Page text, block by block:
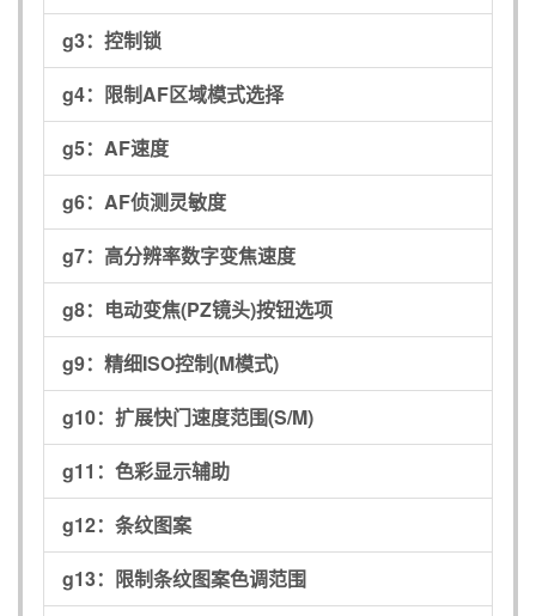
g3： 控制锁
g4： 限制AF区域模式选择
g5： AF速度
g6： AF侦测灵敏度
g7： 高分辨率数字变焦速度
g8： 电动变焦(PZ镜头)按钮选项
g9： 精细ISO控制(M模式)
g10： 扩展快门速度范围(S/M)
g11： 色彩显示辅助
g12： 条纹图案
g13： 限制条纹图案色调范围